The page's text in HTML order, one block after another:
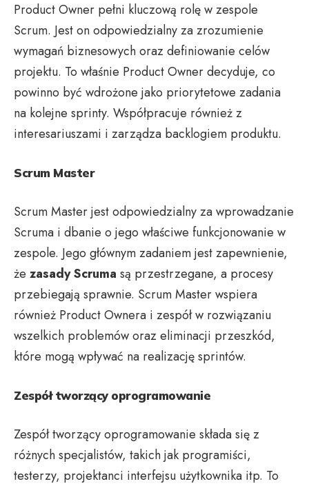
Product Owner pełni kluczową rolę w zespole
Scrum. Jest on odpowiedzialny za zrozumienie
wymagań biznesowych oraz definiowanie celów
projektu. To właśnie Product Owner decyduje, co
powinno być wdrożone jako priorytetowe zadania
na kolejne sprinty. Współpracuje również z
interesariuszami i zarządza backlogiem produktu.
Scrum Master
Scrum Master jest odpowiedzialny za wprowadzanie
Scruma i dbanie o jego właściwe funkcjonowanie w
zespole. Jego głównym zadaniem jest zapewnienie,
że zasady Scruma są przestrzegane, a procesy
przebiegają sprawnie. Scrum Master wspiera
również Product Ownera i zespół w rozwiązaniu
wszelkich problemów oraz eliminacji przeszkód,
które mogą wpływać na realizację sprintów.
Zespół tworzący oprogramowanie
Zespół tworzący oprogramowanie składa się z
różnych specjalistów, takich jak programiści,
testerzy, projektanci interfejsu użytkownika itp. To